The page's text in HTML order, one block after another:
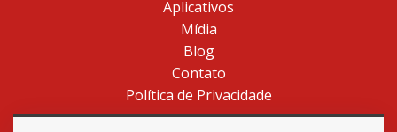
Aplicativos
Mídia
Blog
Contato
Política de Privacidade